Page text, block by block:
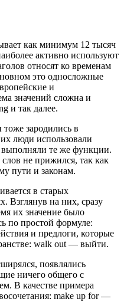
как минимум 12 тысяч
активно используют
относят ко временам
это односложные
и
значений сложна и
и так далее.
зародились в
люди использовали
выполняли те же функции.
не прижился, так как
пути и законам.
в старых
Взглянув на них, сразу
их значение было
по простой формуле:
и предлоги, которые
walk out — выйти.
появлялись
ничего общего с
В качестве примера
make up for —